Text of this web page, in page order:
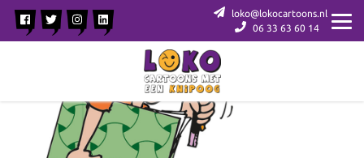
loko@lokocartoons.nl
06 33 63 60 14